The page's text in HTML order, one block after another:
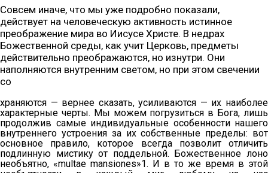
Совсем иначе, что мы уже подробно показали,
действует на человеческую активность истинное
преображение мира во Иисусе Христе. В недрах
Божественной среды, как учит Церковь, предметы
действительно преображаются, но изнутри. Они
наполняются внутренним светом, но при этом свечении
со
храняются — вернее сказать, усиливаются — их наиболее
характерные черты. Мы можем погрузиться в Бога, лишь
продолжив самые индивидуальные особенности нашего
внутреннего устроения за их собственные пределы: вот
основное правило, которое всегда позволит отличить
подлинную мистику от поддельной. Божественное лоно
необъятно, «multae mansiones»1. И в то же время в этой